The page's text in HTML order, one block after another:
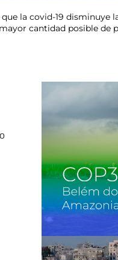
la covid-19 disminuye
cantidad posible de